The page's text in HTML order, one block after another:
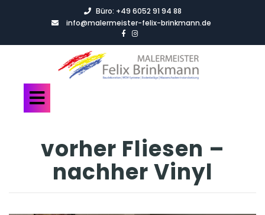
Büro: +49 6052 91 94 88
info@malermeister-felix-brinkmann.de
vorher Fliesen –
nachher Vinyl